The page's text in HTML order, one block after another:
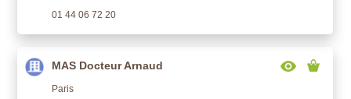
01 44 06 72 20
MAS Docteur Arnaud
Paris